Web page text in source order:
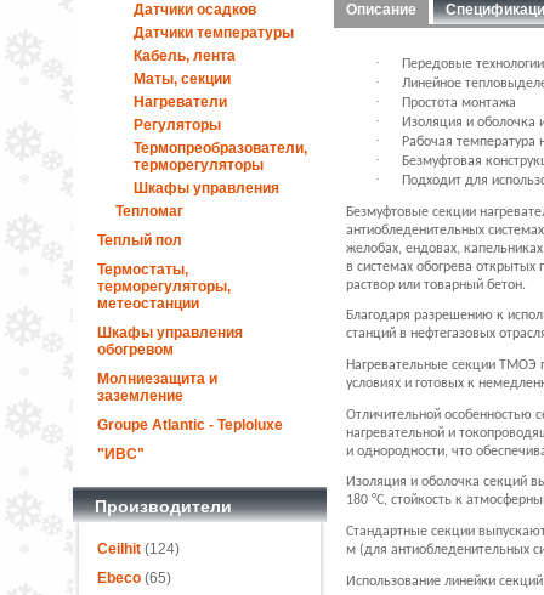
Датчики осадков
Датчики температуры
Кабель, лента
Маты, секции
Нагреватели
Регуляторы
Термопреобразователи,
терморегуляторы
Шкафы управления
Тепломаг
Теплый пол
Термостаты,
терморегуляторы,
метеостанции
Шкафы управления
обогревом
Молниезащита и
заземление
Groupe Atlantic - Teploluxe
"ИВС"
Производители
Ceilhit(124)
Ebeco(65)
Описание
· Передовые
· Линейное
· Простота монтажа
· Изоляция и оболочка
· Рабочая температура
· Безмуфтовая
· Подходит для
Безмуфтовые секции
антиобледенительных
желобах, ендовах,
в системах обогрева
раствор или товарный бетон.
Благодаря разрешению к
станций в нефтегазовых
Нагревательные секции ТМОЭ
условиях и готовых к
Отличительной особенностью
нагревательной и
и однородности, что
Изоляция и оболочка секций
180 °С, стойкость к
Стандартные секции
м (для антиобледенительных
Использование линейки